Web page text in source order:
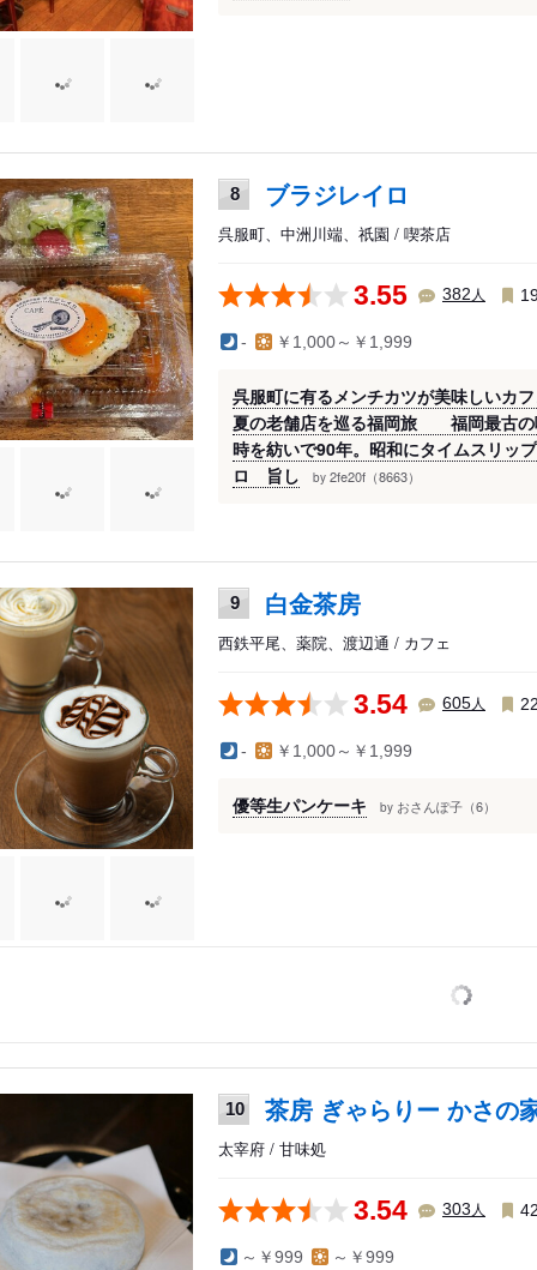
8 ブラジレイロ
呉服町、中洲川端、祇園 / 喫茶店
3.55 382 人
- ￥1,000～￥1,999
呉服町に有るメンチカツが美味しいカフ
夏の老舗店を巡る福岡旅 福岡最古の
時を紡いで90年。昭和にタイムスリッ
ロ 旨し
by 2fe20f（8663）
9 白金茶房
西鉄平尾、薬院、渡辺通 / カフェ
3.54 605人
- ￥1,000～￥1,999
優等生パンケーキ by おさんぽ子（6）
10 茶房 ぎゃらりー かさの
太宰府 / 甘味処
3.54 303 人
～￥999 ～￥999